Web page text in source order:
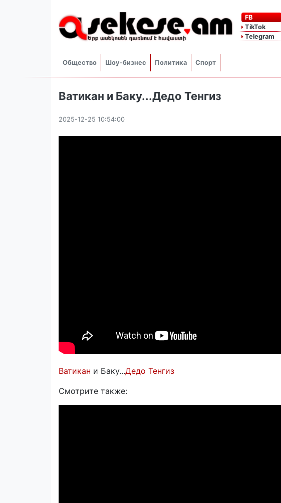
FB
TikTok
Telegram
Общество Шоу-бизнес Политика Спорт
Ватикан и Баку...Дедо Тенгиз
2025-12-25 10:54:00
Ватикан и Баку...Дедо Тенгиз
Смотрите также: